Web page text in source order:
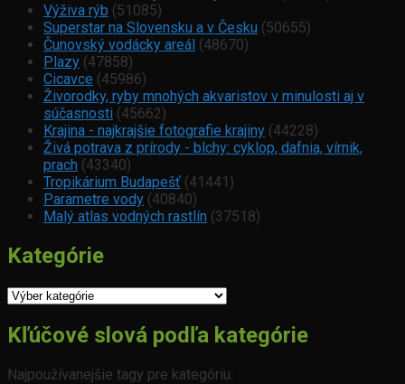
Výživa rýb (51085)
Superstar na Slovensku a v Česku (50655)
Čunovský vodácky areál (48670)
Plazy (47858)
Cicavce (45986)
Živorodky, ryby mnohých akvaristov v minulosti aj v
súčasnosti (45662)
Krajina - najkrajšie fotografie krajiny (44228)
Živá potrava z prírody - blchy: cyklop, dafnia, vírnik,
prach (43340)
Tropikárium Budapešť (41441)
Parametre vody (40840)
Malý atlas vodných rastlín (37518)
Kategórie
Kategórie
Kľúčové slová podľa kategórie
Najpoužívanejšie tagy pre kategóriu: